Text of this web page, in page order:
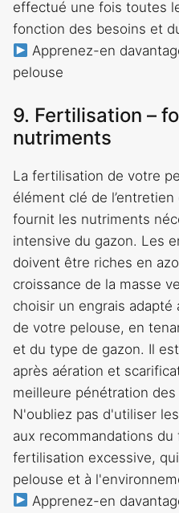
effectué une fois toutes
fonction des besoins et
Apprenez-en
pelouse
9. Fertilisation –
nutriments
La fertilisation de votre
élément clé de
fournit les nutriments
intensive du gazon. Les
doivent être riches en
croissance de la masse
choisir un engrais
de votre pelouse, en
et du type de gazon. Il
après aération et
meilleure pénétration
N'oubliez pas d'utiliser
aux recommandations
fertilisation excessive,
pelouse et à
Apprenez-en